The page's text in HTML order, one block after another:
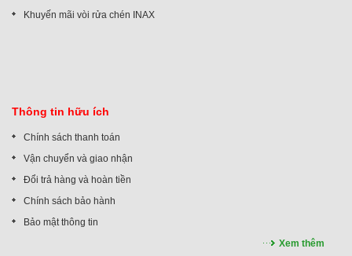
Khuyến mãi vòi rửa chén INAX
Thông tin hữu ích
Chính sách thanh toán
Vận chuyển và giao nhận
Đổi trả hàng và hoàn tiền
Chính sách bảo hành
Bảo mật thông tin
Xem thêm